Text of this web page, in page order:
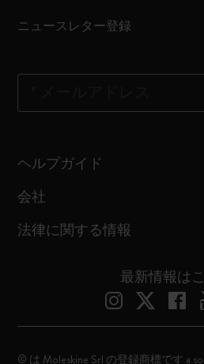
ニュースレター登録
ヘルプガイド
会社
法律に関する情報
最新情報は
© は Moleskine Srl の登録商標です a